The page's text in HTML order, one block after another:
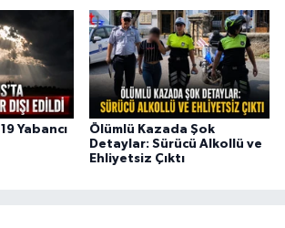
Yabancı
Ölümlü Kazada Şok
Detaylar: Sürücü Alkollü ve
Ehliyetsiz Çıktı